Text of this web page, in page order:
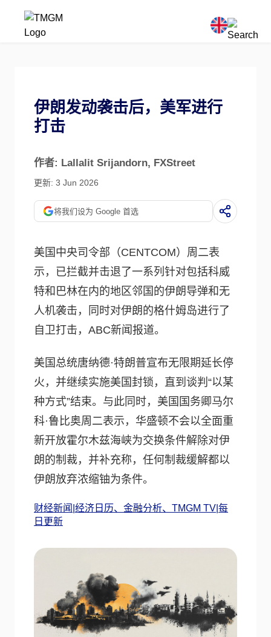
伊朗发动袭击后，美军进行
打击
作者: Lallalit Srijandorn, FXStreet
更新: 3 Jun 2026
将我们设为 Google 首选
美国中央司令部（CENTCOM）周二表
示，已拦截并击退了一系列针对包括科威
特和巴林在内的地区邻国的伊朗导弹和无
人机袭击，同时对伊朗的格什姆岛进行了
自卫打击，ABC新闻报道。
美国总统唐纳德·特朗普宣布无限期延长停
火，并继续实施美国封锁，直到谈判“以某
种方式”结束。与此同时，美国国务卿马尔
科·鲁比奥周二表示，华盛顿不会以全面重
新开放霍尔木兹海峡为交换条件解除对伊
朗的制裁，并补充称，任何制裁缓解都以
伊朗放弃浓缩铀为条件。
财经新闻|经济日历、金融分析、TMGM TV|每
日更新